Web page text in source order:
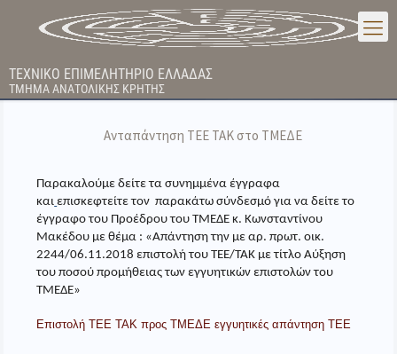
ΤΕΧΝΙΚΟ ΕΠΙΜΕΛΗΤΗΡΙΟ ΕΛΛΑΔΑΣ
ΤΜΗΜΑ ΑΝΑΤΟΛΙΚΗΣ ΚΡΗΤΗΣ
Ανταπάντηση ΤΕΕ ΤΑΚ στο ΤΜΕΔΕ
Παρακαλούμε δείτε τα συνημμένα έγγραφα
και επισκεφτείτε τον παρακάτω σύνδεσμό για να δείτε το
έγγραφο του Προέδρου του ΤΜΕΔΕ κ. Κωνσταντίνου
Μακέδου με θέμα : «Απάντηση την με αρ. πρωτ. οικ.
2244/06.11.2018 επιστολή του ΤΕΕ/ΤΑΚ με τίτλο Αύξηση
του ποσού προμήθειας των εγγυητικών επιστολών του
ΤΜΕΔΕ»
Επιστολή ΤΕΕ ΤΑΚ προς ΤΜΕΔΕ εγγυητικές απάντηση ΤΕΕ